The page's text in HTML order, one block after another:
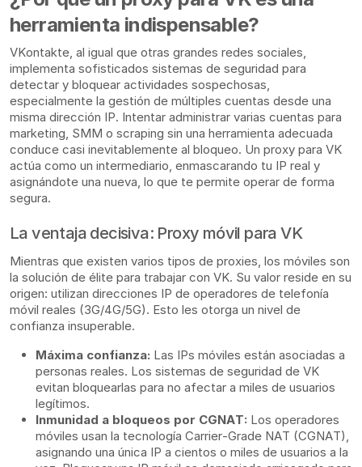
herramienta indispensable?
VKontakte, al igual que otras grandes redes sociales,
implementa sofisticados sistemas de seguridad para
detectar y bloquear actividades sospechosas,
especialmente la gestión de múltiples cuentas desde una
misma dirección IP. Intentar administrar varias cuentas para
marketing, SMM o scraping sin una herramienta adecuada
conduce casi inevitablemente al bloqueo. Un proxy para VK
actúa como un intermediario, enmascarando tu IP real y
asignándote una nueva, lo que te permite operar de forma
segura.
La ventaja decisiva: Proxy móvil para VK
Mientras que existen varios tipos de proxies, los móviles son
la solución de élite para trabajar con VK. Su valor reside en su
origen: utilizan direcciones IP de operadores de telefonía
móvil reales (3G/4G/5G). Esto les otorga un nivel de
confianza insuperable.
Máxima confianza: Las IPs móviles están asociadas a
personas reales. Los sistemas de seguridad de VK
evitan bloquearlas para no afectar a miles de usuarios
legítimos.
Inmunidad a bloqueos por CGNAT: Los operadores
móviles usan la tecnología Carrier-Grade NAT (CGNAT),
asignando una única IP a cientos o miles de usuarios a la